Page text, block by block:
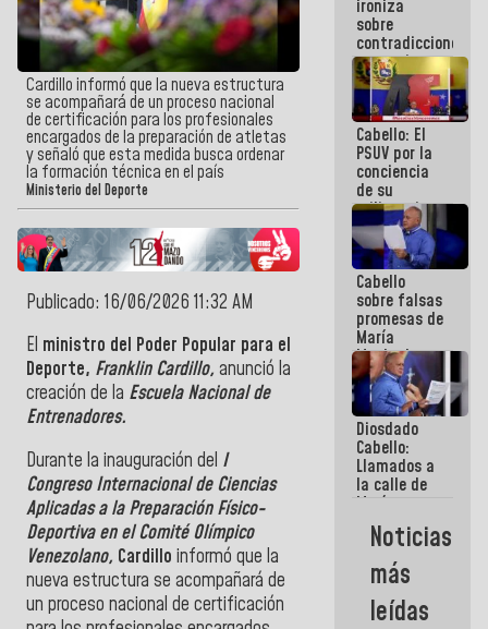
Cardillo informó que la nueva estructura
se acompañará de un proceso nacional
de certificación para los profesionales
encargados de la preparación de atletas
y señaló que esta medida busca ordenar
la formación técnica en el país
Ministerio del Deporte
Publicado: 16/06/2026 11:32 AM
El ministro del Poder Popular para el
Deporte, Franklin Cardillo, anunció la
creación de la Escuela Nacional de
Entrenadores.
Durante la inauguración del I
Congreso Internacional de Ciencias
Aplicadas a la Preparación Físico-
Deportiva en el Comité Olímpico
Venezolano, Cardillo informó que la
nueva estructura se acompañará de
un proceso nacional de certificación
la semana
que viene
hay
programa
ironiza
sobre
contradicciones
y mentiras
de María
Machado:
¡Créanle!
Cabello: El
PSUV por la
conciencia
de su
militancia
es la
organización
política más
sólida de
Venezuela
Cabello
sobre falsas
promesas de
María
Machado:
¿Quién le
puede creer?
¿Y la gente
que ella iba
a salvar en
La Guaira?
Diosdado
Cabello:
Llamados a
la calle de
María
Machado se
estrellaron
de frente
contra el
Pueblo
Noticias
más
leídas